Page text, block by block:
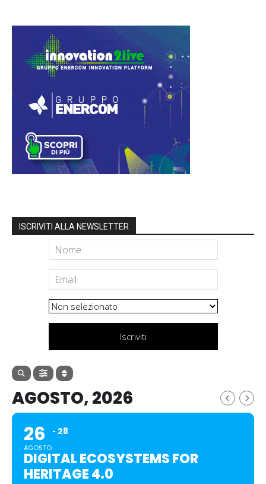
ISCRIVITI ALLA NEWSLETTER
Iscriviti
AGOSTO, 2026
26
AGOSTO
28
DIGITAL ECOSYSTEMS FOR
HERITAGE 4.0